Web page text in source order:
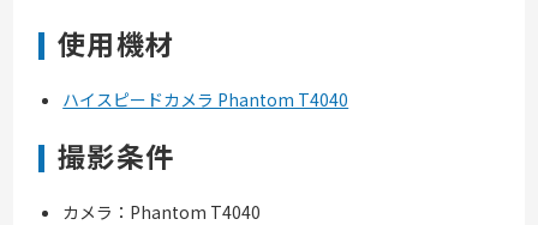
使用機材
ハイスピードカメラ Phantom T4040
撮影条件
カメラ：Phantom T4040